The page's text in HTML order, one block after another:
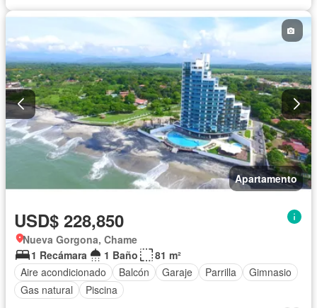
Apartamento
USD$ 228,850
Nueva Gorgona, Chame
1 Recámara
1 Baño
81 m²
Aire acondicionado
Balcón Garaje Parrilla
Gimnasio
Gas natural
Piscina